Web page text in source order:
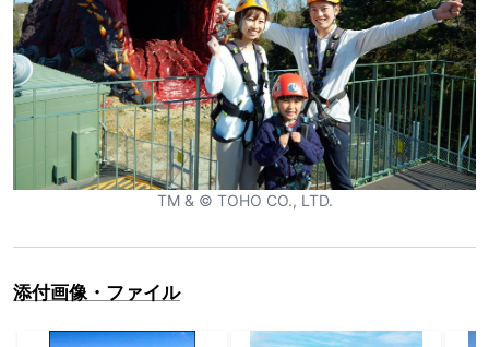
TM & © TOHO CO., LTD.
添付画像・ファイル